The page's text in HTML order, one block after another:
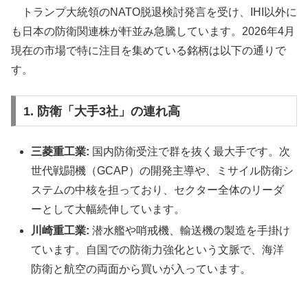
トランプ大統領のNATO脱退検討発言を受け、IHI以外に
も日本の防衛関連株が軒並み急騰しています。2026年4月
現在の市場で特に注目を集めている銘柄は以下の通りで
す。
1. 防衛「大手3社」の連れ高
三菱重工業: 国内防衛受注で群を抜く最大手です。次
世代戦闘機（GCAP）の開発主導や、ミサイル防衛シ
ステムの中核を担っており、セクター全体のリーダ
ーとして大幅続伸しています。
川崎重工業: 潜水艦や哨戒機、輸送機の製造を手掛け
ています。自国での防衛力強化という文脈で、海洋
防衛と航空の両面から買いが入っています。